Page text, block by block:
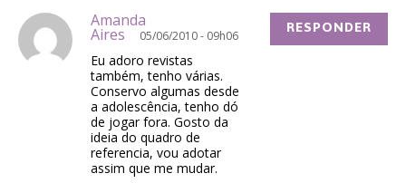
Amanda
Aires 05/06/2010 - 09h06
Eu adoro revistas
também, tenho várias.
Conservo algumas desde
a adolescência, tenho dó
de jogar fora. Gosto da
ideia do quadro de
referencia, vou adotar
assim que me mudar.
RESPONDER